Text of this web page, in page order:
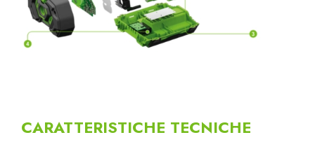
CARATTERISTICHE TECNICHE